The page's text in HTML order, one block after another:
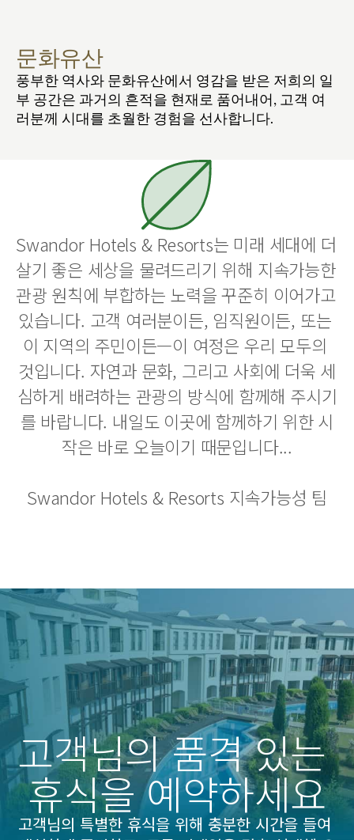
문화유산
풍부한 역사와 문화유산에서 영감을 받은 저희의 일
부 공간은 과거의 흔적을 현재로 품어내어, 고객 여
러분께 시대를 초월한 경험을 선사합니다.
Swandor Hotels & Resorts는 미래 세대에 더
살기 좋은 세상을 물려드리기 위해 지속가능한
관광 원칙에 부합하는 노력을 꾸준히 이어가고
있습니다. 고객 여러분이든, 임직원이든, 또는
이 지역의 주민이든—이 여정은 우리 모두의
것입니다. 자연과 문화, 그리고 사회에 더욱 세
심하게 배려하는 관광의 방식에 함께해 주시기
를 바랍니다. 내일도 이곳에 함께하기 위한 시
작은 바로 오늘이기 때문입니다...
Swandor Hotels & Resorts 지속가능성 팀
고객님의 품격 있는
휴식을 예약하세요
고객님의 특별한 휴식을 위해 충분한 시간을 들여